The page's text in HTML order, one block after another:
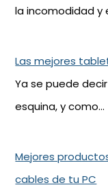
la incomodidad y
Las mejores
Ya se puede
esquina, y como…
Mejores
cables de tu PC